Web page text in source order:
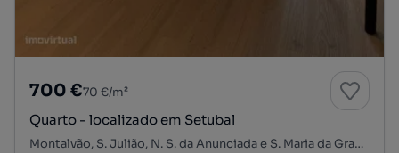
700 €70 €/m²
Quarto - localizado em Setubal
Montalvão, S. Julião, N. S. da Anunciada e S. Maria da Graça, Setúbal, Setúbal